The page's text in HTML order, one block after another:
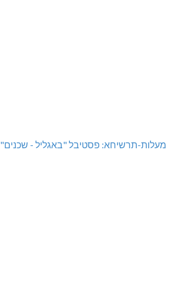
מעלות-תרשיחא: פסטיבל "באגליל - שכנים"